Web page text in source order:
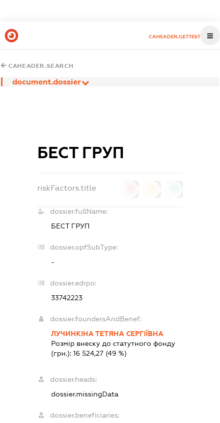
CAHEADER.GETTEST
CAHEADER.SEARCH
document.dossier
БЕСТ ГРУП
riskFactors.title
dossier.fullName:
БЕСТ ГРУП
dossier.opfSubType:
-
dossier.edrpo:
33742223
dossier.foundersAndBenef:
ЛУЧИНКІНА ТЕТЯНА СЕРГІЇВНА
Розмір внеску до статутного фонду
(грн.): 16 524,27(49 %)
dossier.heads:
dossier.missingData
dossier.beneficiaries: